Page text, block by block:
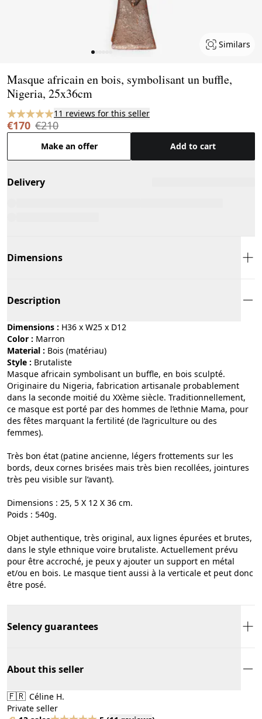
Similars
Masque africain en bois, symbolisant un buffle,
Nigeria, 25x36cm
11 reviews for this seller
€170 €210
Make an offer Add to cart
Delivery
Dimensions
Description
Dimensions : H36 x W25 x D12
Color :
marron
Material :
bois (matériau)
Style :
brutaliste
Masque africain symbolisant un buffle, en bois sculpté.
Originaire du Nigeria, fabrication artisanale probablement
dans la seconde moitié du XXème siècle. Traditionnellement,
ce masque est porté par des hommes de l’ethnie Mama, pour
des fêtes marquant la fertilité (de l’agriculture ou des
femmes).
Très bon état (patine ancienne, légers frottements sur les
bords, deux cornes brisées mais très bien recollées, jointures
très peu visible sur l’avant).
Dimensions : 25, 5 X 12 X 36 cm.
Poids : 540g.
Objet authentique, très original, aux lignes épurées et brutes,
dans le style ethnique voire brutaliste. Actuellement prévu
pour être accroché, je peux y ajouter un support en métal
et/ou en bois. Le masque tient aussi à la verticale et peut donc
être posé.
Selency guarantees
About this seller
🇫🇷 Céline H.
Private seller